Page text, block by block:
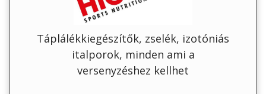
Táplálékkiegészítők, zselék, izotóniás
italporok, minden ami a
versenyzéshez kellhet